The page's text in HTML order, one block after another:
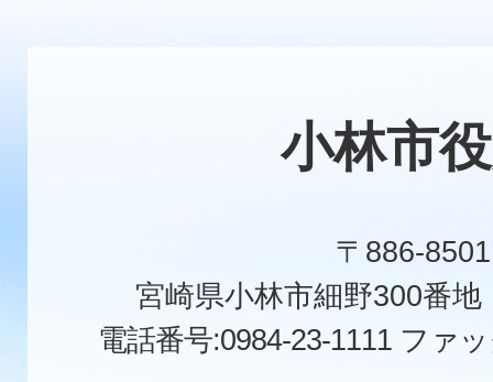
小林市
〒886-8501
宮崎県小林市細野300番
電話番号:0984-23-1111 ファ